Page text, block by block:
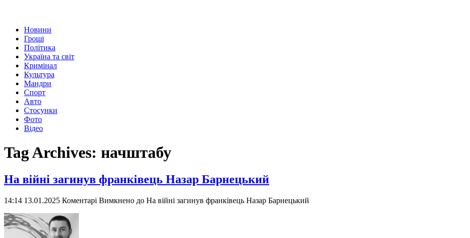
Новини
Гроші
Політика
Україна та світ
Кримінал
Культура
Мандри
Спорт
Авто
Стосунки
Фото
Відео
Tag Archives: начштабу
На війні загинув франківець Назар Барнецький
14:14 13.01.2025 Коментарі Вимкнено до На війні загинув франківець Назар Барнецький